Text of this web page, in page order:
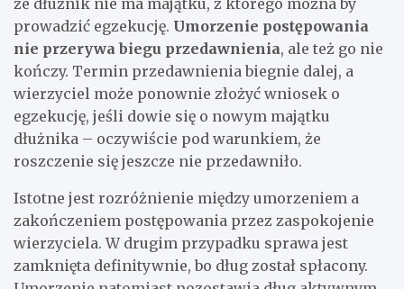
prowadzić egzekucję. Umorzenie postępowania
nie przerywa biegu przedawnienia, ale też go nie
kończy. Termin przedawnienia biegnie dalej, a
wierzyciel może ponownie złożyć wniosek o
egzekucję, jeśli dowie się o nowym majątku
dłużnika – oczywiście pod warunkiem, że
roszczenie się jeszcze nie przedawniło.
Istotne jest rozróżnienie między umorzeniem a
zakończeniem postępowania przez zaspokojenie
wierzyciela. W drugim przypadku sprawa jest
zamknięta definitywnie, bo dług został spłacony.